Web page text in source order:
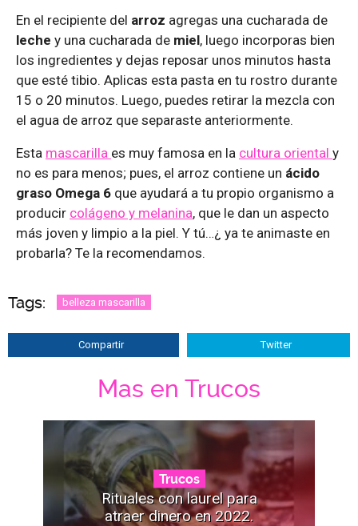
En el recipiente del arroz agregas una cucharada de
leche y una cucharada de miel, luego incorporas bien
los ingredientes y dejas reposar unos minutos hasta
que esté tibio. Aplicas esta pasta en tu rostro durante
15 o 20 minutos. Luego, puedes retirar la mezcla con
el agua de arroz que separaste anteriormente.
Esta mascarilla es muy famosa en la cultura oriental y
no es para menos; pues, el arroz contiene un ácido
graso Omega 6 que ayudará a tu propio organismo a
producir colágeno y melanina, que le dan un aspecto
más joven y limpio a la piel. Y tú…¿ ya te animaste en
probarla? Te la recomendamos.
Tags: belleza mascarilla
Compartir Twitter
Mas en Trucos
Trucos
Rituales con laurel para
atraer dinero en 2022.